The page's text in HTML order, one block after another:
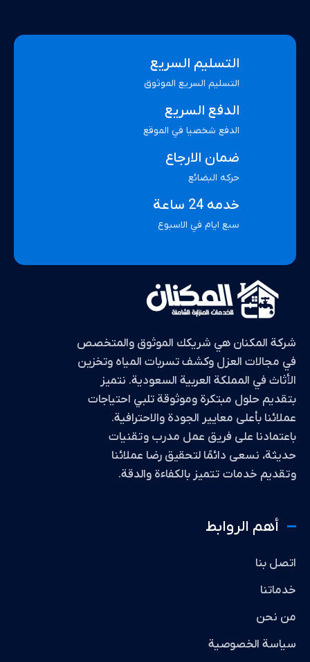
التسليم السريع
التسليم السريع الموثوق
الدفع السريع
الدفع شخصيا في الموقع
ضمان الارجاع
حركه البضائع
خدمه 24 ساعة
سبع ايام في الاسبوع
شركة المكنان هي شريكك الموثوق والمتخصص
في مجالات العزل وكشف تسربات المياه وتخزين
الأثاث في المملكة العربية السعودية. نتميز
بتقديم حلول مبتكرة وموثوقة تلبي احتياجات
عملائنا بأعلى معايير الجودة والاحترافية.
باعتمادنا على فريق عمل مدرب وتقنيات
حديثة، نسعى دائمًا لتحقيق رضا عملائنا
وتقديم خدمات تتميز بالكفاءة والدقة.
أهم الروابط
اتصل بنا
خدماتنا
من نحن
سياسة الخصوصية